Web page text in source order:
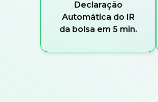
Declaração
Automática do IR
da bolsa em 5 min.